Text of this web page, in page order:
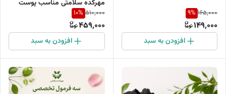
165,000
9%
149,000
افزودن به سبد
مهرکده سلامتی مناسب پوست
زبر، خشک و مستعد کراتوز
پیلاریس (پوست مرغی)
510,000
10%
459,000
افزودن به سبد